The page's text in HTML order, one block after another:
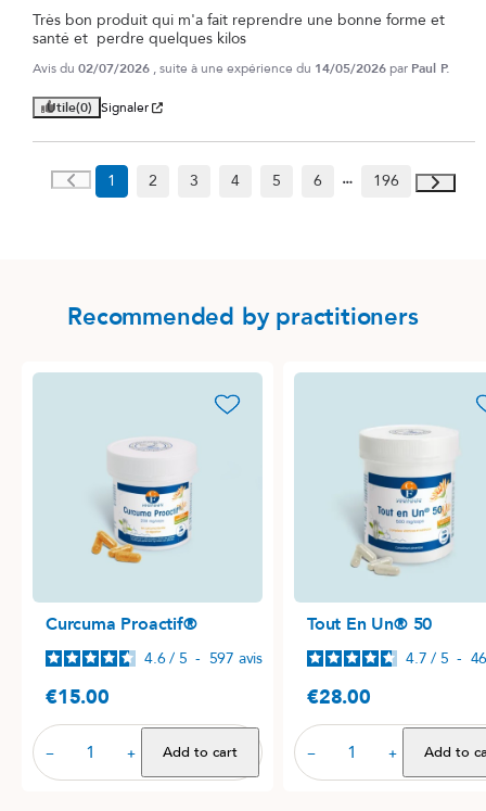
Très bon produit qui m'a fait reprendre une bonne forme et
santé et  perdre quelques kilos
Avis du 02/07/2026 , suite à une expérience du 14/05/2026 par Paul P.
Utile(0) Signaler
1 2 3 4 5 6 196
Recommended by practitioners
favorite_border
Curcuma Proactif®
4.6 / 5 - 597 avis
Price
€15.00
− + Add to cart
Tout En Un® 50
4.7 / 5 -
Price
€28.00
− + Add to